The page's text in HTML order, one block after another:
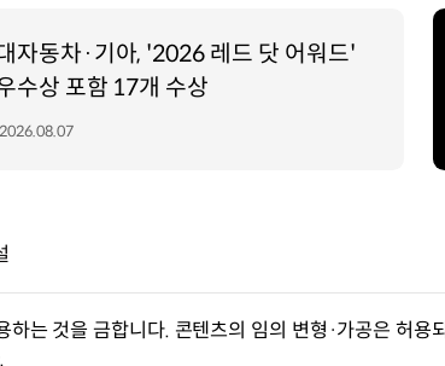
자동차·기아, '2026 레드 닷 어워드'
수상 포함 17개 수상
2026.08.07
는 것을 금합니다. 콘텐츠의 임의 변형·가공은 허